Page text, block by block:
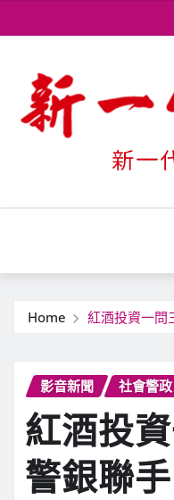
to
Home 紅酒投資一問
影音新聞 社會警政
紅酒投
警銀聯